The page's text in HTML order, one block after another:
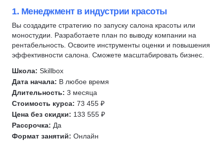
Менеджмент в образовании
Менеджмент в торговле
Scrum-мастер
Управление производством
Сервис и туризм
Технический директор
Топ менеджмент
Генеральный директор
Исполнительный директор
Генеральный директор
Управление продажами
Юнит-экономика
Менеджер продукта
Продюсирование
Операционный директор
Методист
Разработка продукта
Юнит-экономика
Менеджер проектов
CJM
HEART
Методист
Логистика
Управление в строительстве
Ресторанный бизнес
1. Менеджмент в индустрии красоты
Вы создадите стратегию по запуску салона красоты или
моностудии. Разработаете план по выводу компании на
рентабельность. Освоите инструменты оценки и повышения
эффективности салона. Сможете масштабировать бизнес.
Школа: Skillbox
Дата начала: В любое время
Длительность: 3 месяца
Стоимость курса: 73 455 ₽
Цена без скидки: 133 555 ₽
Рассрочка: Да
Формат занятий: Онлайн